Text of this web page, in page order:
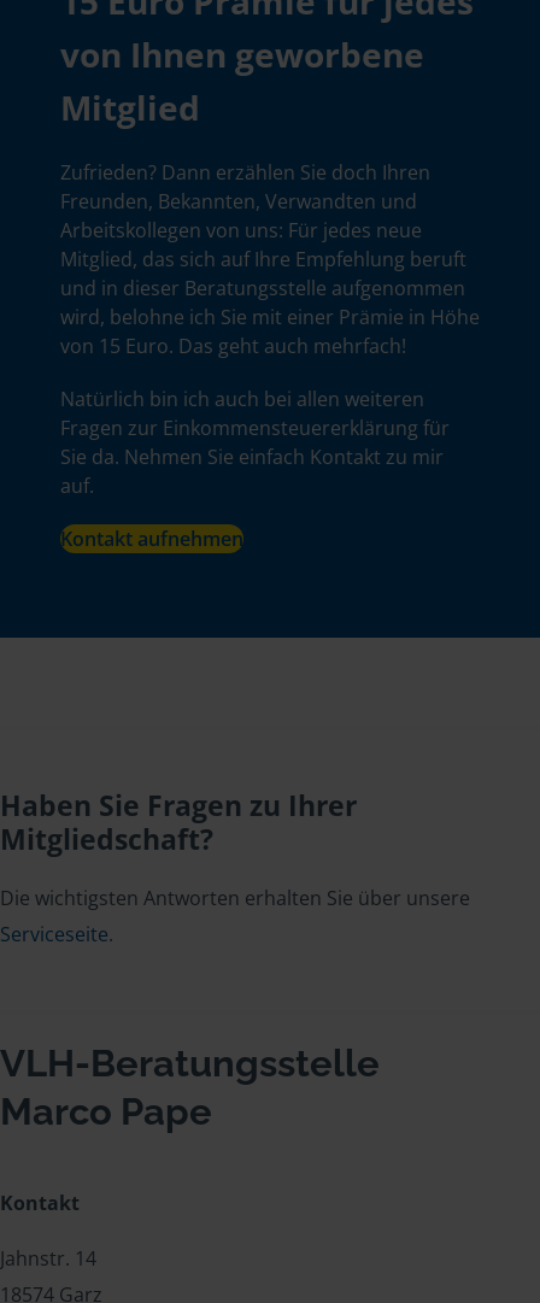
von Ihnen geworbene
Mitglied
Zufrieden? Dann erzählen Sie doch Ihren
Freunden, Bekannten, Verwandten und
Arbeitskollegen von uns: Für jedes neue
Mitglied, das sich auf Ihre Empfehlung beruft
und in dieser Beratungsstelle aufgenommen
wird, belohne ich Sie mit einer Prämie in Höhe
von 15 Euro. Das geht auch mehrfach!
Natürlich bin ich auch bei allen weiteren
Fragen zur Einkommensteuererklärung für
Sie da. Nehmen Sie einfach Kontakt zu mir
auf.
Kontakt aufnehmen
Haben Sie Fragen zu Ihrer
Mitgliedschaft?
Die wichtigsten Antworten erhalten Sie über unsere
Serviceseite.
VLH-Beratungsstelle
Marco Pape
Kontakt
Jahnstr. 14
18574 Garz